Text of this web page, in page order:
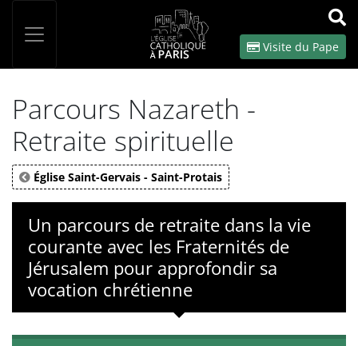
OK
Visite du Pape
Parcours Nazareth -
Retraite spirituelle
Église Saint-Gervais - Saint-Protais
Un parcours de retraite dans la vie
courante avec les Fraternités de
Jérusalem pour approfondir sa
vocation chrétienne
Panneau de gestion des cookies